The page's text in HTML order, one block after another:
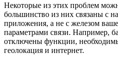
Некоторые из этих проблем
большинство из них связаны с
приложения, а не с железом
параметрами связи. Например,
отключены функции,
геолокация и интернет.